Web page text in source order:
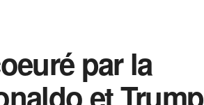
par la
et Trump